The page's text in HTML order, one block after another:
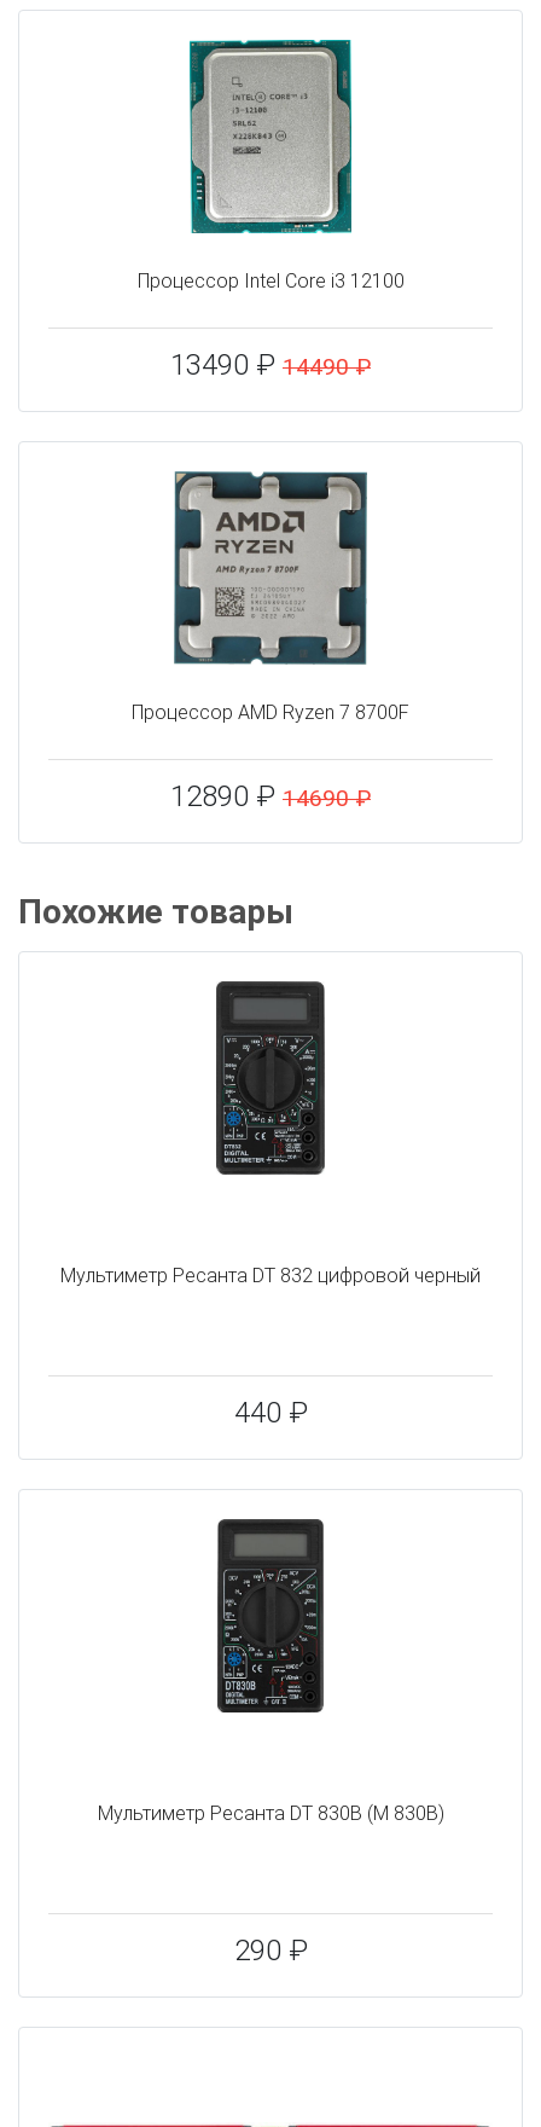
Процессор Intel Core i3 12100
13490 ₽ 14490 ₽
Процессор AMD Ryzen 7 8700F
12890 ₽ 14690 ₽
Похожие товары
Мультиметр Ресанта DT 832 цифровой черный
440 ₽
Мультиметр Ресанта DT 830B (M 830В)
290 ₽